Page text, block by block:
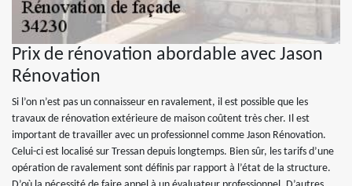
Prix de rénovation abordable avec Jason
Rénovation
Si l’on n’est pas un connaisseur en ravalement, il est possible que les
travaux de rénovation extérieure de maison coûtent très cher. Il est
important de travailler avec un professionnel comme Jason Rénovation.
Celui-ci est localisé sur Tressan depuis longtemps. Bien sûr, les tarifs d’une
opération de ravalement sont définis par rapport à l’état de la structure.